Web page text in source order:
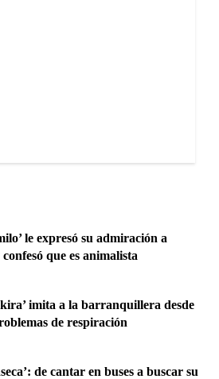
le expresó su admiración a
que es animalista
imita a la barranquillera desde
de respiración
de cantar en buses a buscar su